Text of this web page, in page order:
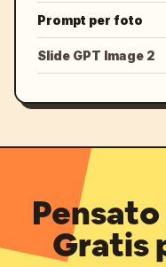
Prompt per foto
Slide GPT Image 2
Gratis